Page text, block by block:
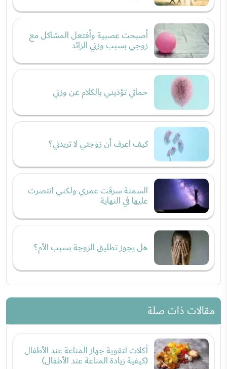
أصبحت عصبية وأفتعل المشاكل مع
زوجي بسبب وزني الزائد
حماتي تؤذيني بالكلام عن وزني
كيف اعرف أن زوجتي لا تريدني؟
السمنة سرقت عمري ولكني انتصرت
عليها في النهاية
هل يجوز تطليق الزوجة بسبب الأم؟
مقالات ذات صلة
أكلات لتقوية جهاز المناعة عند الأطفال
(كيفية زيادة المناعة عند الأطفال)